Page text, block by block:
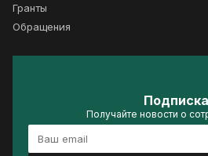
Гранты
Обращения
Подписка
Получайте новости о